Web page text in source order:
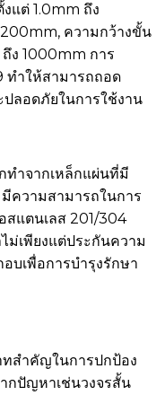
แต่ 1.0mm ถึง
ความกว้างขั้น
ง 1000mm การ
ทำให้สามารถถอด
ปลอดภัยในการใช้งาน
ทำจากเหล็กแผ่นที่มี
ความสามารถในการ
แตนเลส 201/304
ม่เพียงแต่ประกันความ
บเพื่อการบำรุงรักษา
ทสำคัญในการปกป้อง
กปัญหาเช่นวงจรสั้น